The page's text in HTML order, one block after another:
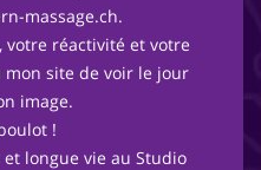
massage.ch.
votre réactivité et votre
site de voir le jour
image.
!
longue vie au Studio